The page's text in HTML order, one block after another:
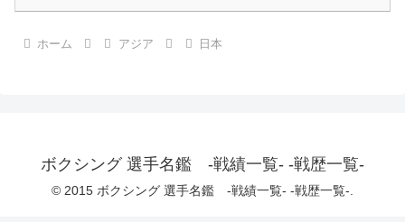
ホーム アジア 日本
ボクシング 選手名鑑 -戦績一覧- -戦歴一覧-
© 2015 ボクシング 選手名鑑 -戦績一覧- -戦歴一覧-.